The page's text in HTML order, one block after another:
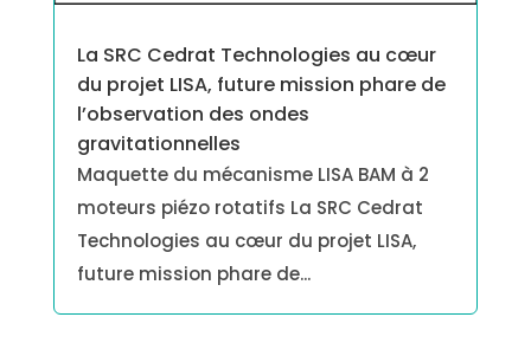
La SRC Cedrat Technologies au cœur
du projet LISA, future mission phare de
l’observation des ondes
gravitationnelles
Maquette du mécanisme LISA BAM à 2
moteurs piézo rotatifs La SRC Cedrat
Technologies au cœur du projet LISA,
future mission phare de...